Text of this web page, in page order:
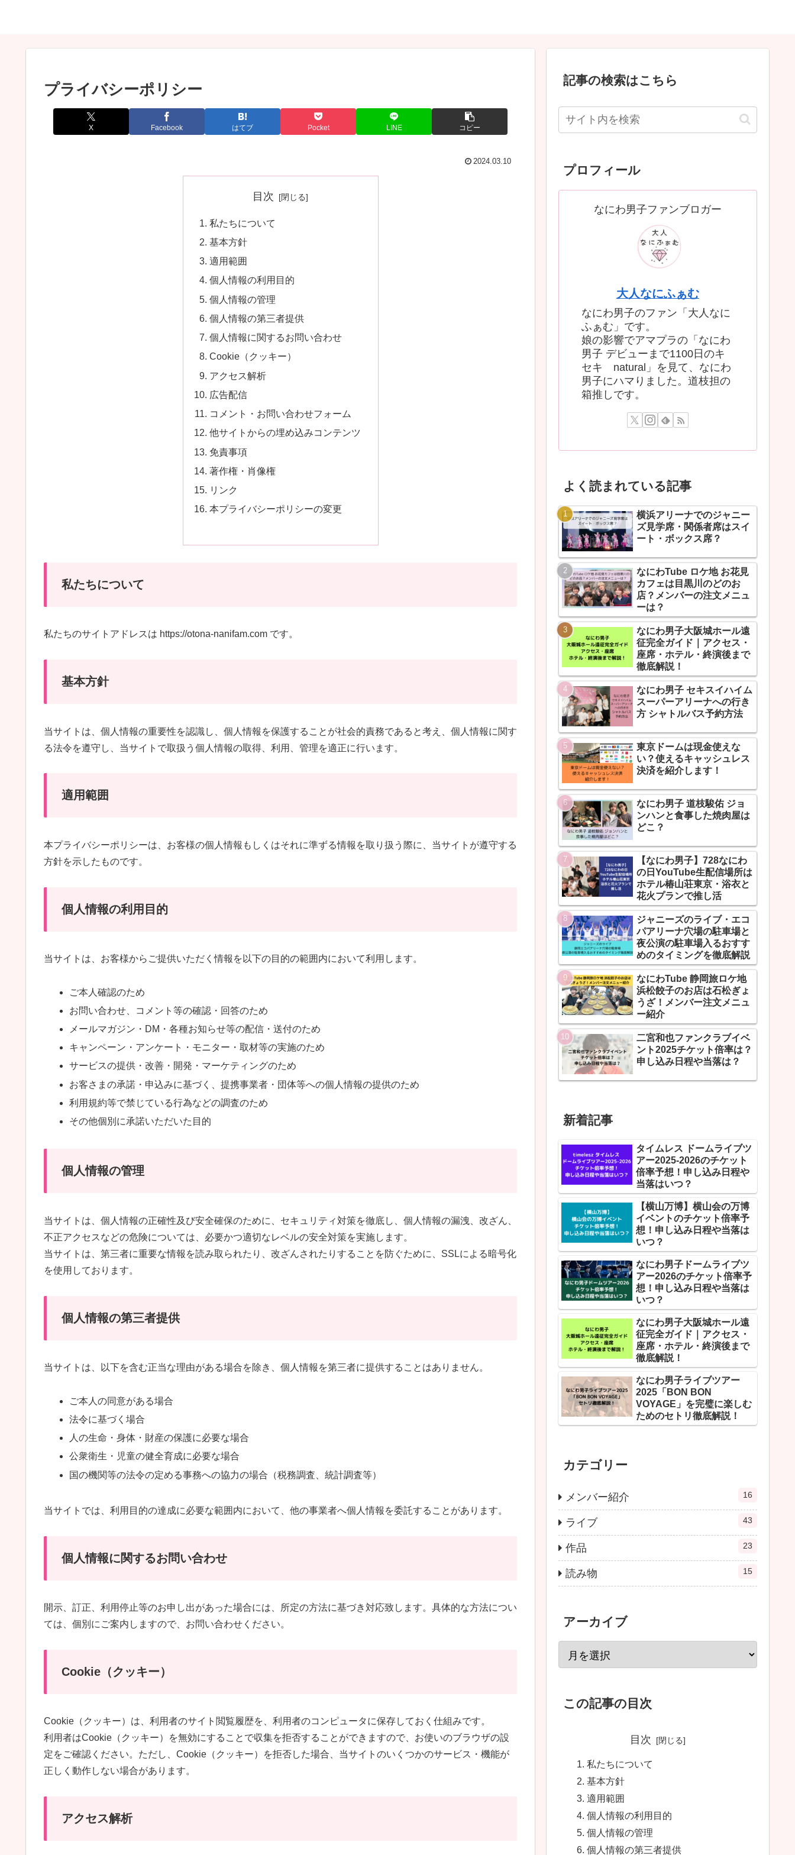
プライバシーポリシー
X Facebook はてブ Pocket LINE コピー
2024.03.10
目次
私たちについて
基本方針
適用範囲
個人情報の利用目的
個人情報の管理
個人情報の第三者提供
個人情報に関するお問い合わせ
Cookie（クッキー）
アクセス解析
広告配信
コメント・お問い合わせフォーム
他サイトからの埋め込みコンテンツ
免責事項
著作権・肖像権
リンク
本プライバシーポリシーの変更
私たちについて
私たちのサイトアドレスは https://otona-nanifam.com です。
基本方針
当サイトは、個人情報の重要性を認識し、個人情報を保護することが社会的責務であると考え、個人情報に関す
る法令を遵守し、当サイトで取扱う個人情報の取得、利用、管理を適正に行います。
適用範囲
本プライバシーポリシーは、お客様の個人情報もしくはそれに準ずる情報を取り扱う際に、当サイトが遵守する
方針を示したものです。
個人情報の利用目的
当サイトは、お客様からご提供いただく情報を以下の目的の範囲内において利用します。
ご本人確認のため
お問い合わせ、コメント等の確認・回答のため
メールマガジン・DM・各種お知らせ等の配信・送付のため
キャンペーン・アンケート・モニター・取材等の実施のため
サービスの提供・改善・開発・マーケティングのため
お客さまの承諾・申込みに基づく、提携事業者・団体等への個人情報の提供のため
利用規約等で禁じている行為などの調査のため
その他個別に承諾いただいた目的
個人情報の管理
当サイトは、個人情報の正確性及び安全確保のために、セキュリティ対策を徹底し、個人情報の漏洩、改ざん、
不正アクセスなどの危険については、必要かつ適切なレベルの安全対策を実施します。
当サイトは、第三者に重要な情報を読み取られたり、改ざんされたりすることを防ぐために、SSLによる暗号化
を使用しております。
個人情報の第三者提供
当サイトは、以下を含む正当な理由がある場合を除き、個人情報を第三者に提供することはありません。
ご本人の同意がある場合
法令に基づく場合
人の生命・身体・財産の保護に必要な場合
公衆衛生・児童の健全育成に必要な場合
国の機関等の法令の定める事務への協力の場合（税務調査、統計調査等）
当サイトでは、利用目的の達成に必要な範囲内において、他の事業者へ個人情報を委託することがあります。
個人情報に関するお問い合わせ
開示、訂正、利用停止等のお申し出があった場合には、所定の方法に基づき対応致します。具体的な方法につい
ては、個別にご案内しますので、お問い合わせください。
Cookie（クッキー）
Cookie（クッキー）は、利用者のサイト閲覧履歴を、利用者のコンピュータに保存しておく仕組みです。
利用者はCookie（クッキー）を無効にすることで収集を拒否することができますので、お使いのブラウザの設
定をご確認ください。ただし、Cookie（クッキー）を拒否した場合、当サイトのいくつかのサービス・機能が
正しく動作しない場合があります。
アクセス解析
記事の検索はこちら
プロフィール
なにわ男子ファンブロガー
大人なにふぁむ
なにわ男子のファン「大人なに
ふぁむ」です。
娘の影響でアマプラの「なにわ
男子 デビューまで1100日のキ
セキ natural」を見て、なにわ
男子にハマりました。道枝担の
箱推しです。
よく読まれている記事
横浜アリーナでのジャニー
ズ見学席・関係者席はスイ
ート・ボックス席？
なにわTube ロケ地 お花見
カフェは目黒川のどのお
店？メンバーの注文メニュ
ーは？
なにわ男子大阪城ホール遠
征完全ガイド｜アクセス・
座席・ホテル・終演後まで
徹底解説！
なにわ男子 セキスイハイム
スーパーアリーナへの行き
方 シャトルバス予約方法
東京ドームは現金使えな
い？使えるキャッシュレス
決済を紹介します！
なにわ男子 道枝駿佑 ジョ
ンハンと食事した焼肉屋は
どこ？
【なにわ男子】728なにわ
の日YouTube生配信場所は
ホテル椿山荘東京・浴衣と
花火プランで推し活
ジャニーズのライブ・エコ
パアリーナ穴場の駐車場と
夜公演の駐車場入るおすす
めのタイミングを徹底解説
なにわTube 静岡旅ロケ地
浜松餃子のお店は石松ぎょ
うざ！メンバー注文メニュ
ー紹介
二宮和也ファンクラブイベ
ント2025チケット倍率は？
申し込み日程や当落は？
新着記事
タイムレス ドームライブツ
アー2025-2026のチケット
倍率予想！申し込み日程や
当落はいつ？
【横山万博】横山会の万博
イベントのチケット倍率予
想！申し込み日程や当落は
いつ？
なにわ男子ドームライブツ
アー2026のチケット倍率予
想！申し込み日程や当落は
いつ？
なにわ男子大阪城ホール遠
征完全ガイド｜アクセス・
座席・ホテル・終演後まで
徹底解説！
なにわ男子ライブツアー
2025「BON BON
VOYAGE」を完璧に楽しむ
ためのセトリ徹底解説！
カテゴリー
メンバー紹介 16
ライブ 43
作品 23
読み物 15
アーカイブ
この記事の目次
目次
私たちについて
基本方針
適用範囲
個人情報の利用目的
個人情報の管理
個人情報の第三者提供